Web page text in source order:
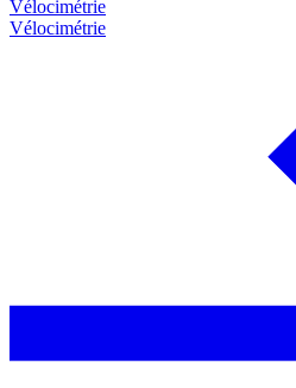
Vélocimétrie
Vélocimétrie